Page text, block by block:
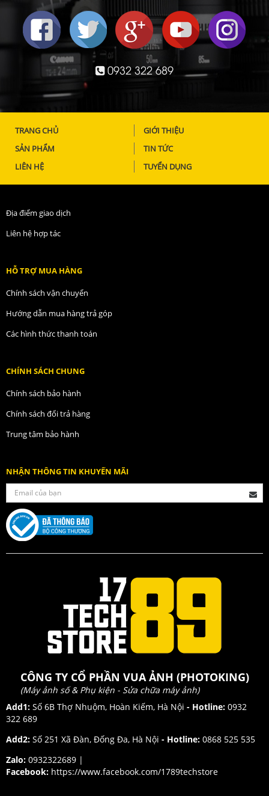
0932 322 689
TRANG CHỦ
GIỚI THIỆU
SẢN PHẨM
TIN TỨC
LIÊN HỆ
TUYỂN DỤNG
Địa điểm giao dịch
Liên hệ hợp tác
HỖ TRỢ MUA HÀNG
Chính sách vận chuyển
Hướng dẫn mua hàng trả góp
Các hình thức thanh toán
CHÍNH SÁCH CHUNG
Chính sách bảo hành
Chính sách đổi trả hàng
Trung tâm bảo hành
NHẬN THÔNG TIN KHUYẾN MÃI
CÔNG TY CỔ PHẦN VUA ẢNH (PHOTOKING)
(Máy ảnh số & Phụ kiện - Sửa chữa máy ảnh)
Add1: Số 6B Thợ Nhuộm, Hoàn Kiếm, Hà Nội - Hotline: 0932
322 689
Add2: Số 251 Xã Đàn, Đống Đa, Hà Nội - Hotline: 0868 525 535
Zalo: 0932322689 |
Facebook: https://www.facebook.com/1789techstore